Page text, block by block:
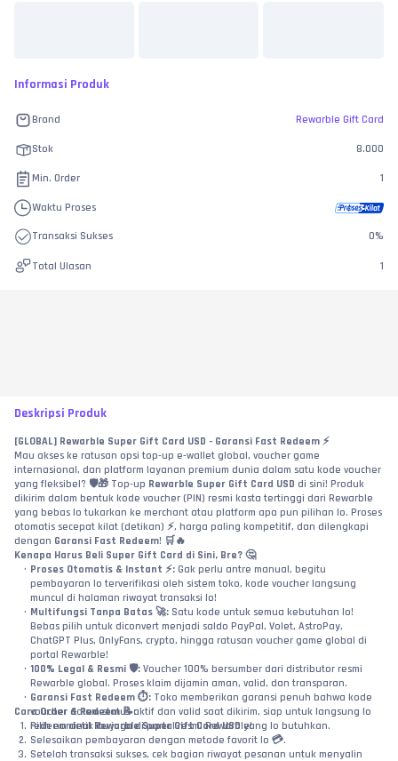
Informasi Produk
Brand Rewarble Gift Card
Stok 8.000
Min. Order 1
Waktu Proses
Transaksi Sukses 0%
Total Ulasan 1
Deskripsi Produk
[GLOBAL] Rewarble Super Gift Card USD - Garansi Fast Redeem ⚡
Mau akses ke ratusan opsi top-up e-wallet global, voucher game
internasional, dan platform layanan premium dunia dalam satu kode voucher
yang fleksibel? 🛡️🎁 Top-up Rewarble Super Gift Card USD di sini! Produk
dikirim dalam bentuk kode voucher (PIN) resmi kasta tertinggi dari Rewarble
yang bebas lo tukarkan ke merchant atau platform apa pun pilihan lo. Proses
otomatis secepat kilat (detikan) ⚡, harga paling kompetitif, dan dilengkapi
dengan Garansi Fast Redeem! 🛒🔥
Kenapa Harus Beli Super Gift Card di Sini, Bre? 🤔
Proses Otomatis & Instant ⚡: Gak perlu antre manual, begitu
pembayaran lo terverifikasi oleh sistem toko, kode voucher langsung
muncul di halaman riwayat transaksi lo!
Multifungsi Tanpa Batas 🚀: Satu kode untuk semua kebutuhan lo!
Bebas pilih untuk diconvert menjadi saldo PayPal, Volet, AstroPay,
ChatGPT Plus, OnlyFans, crypto, hingga ratusan voucher game global di
portal Rewarble!
100% Legal & Resmi 🛡️: Voucher 100% bersumber dari distributor resmi
Rewarble global. Proses klaim dijamin aman, valid, dan transparan.
Garansi Fast Redeem ⏱️: Toko memberikan garansi penuh bahwa kode
voucher dalam status aktif dan valid saat dikirim, siap untuk langsung lo
redeem detik itu juga di portal resmi Rewarble!
Cara Order & Redeem 📝:
Pilih nominal Rewarble Super Gift Card USD yang lo butuhkan.
Selesaikan pembayaran dengan metode favorit lo 💳.